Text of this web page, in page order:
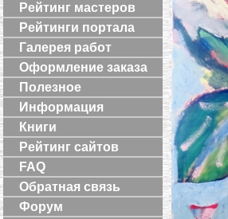
Рейтинг мастеров
Рейтинги портала
Галерея работ
Оформление заказа
Полезное
Информация
Книги
Рейтинг сайтов
FAQ
Обратная связь
Форум